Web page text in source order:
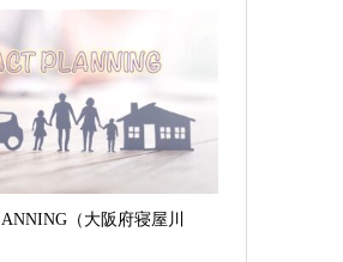
（大阪府寝屋川